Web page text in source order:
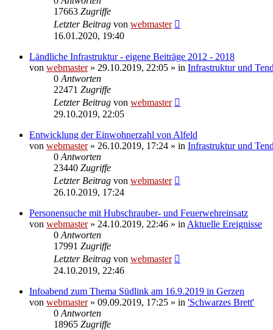
17663 Zugriffe
Letzter Beitrag von webmaster
16.01.2020, 19:40
Ländliche Infrastruktur - eigene Beiträge 2012 - 2018
von webmaster» 29.10.2019, 22:05 » in Infrastruktur und
0 Antworten
22471 Zugriffe
Letzter Beitrag von webmaster
29.10.2019, 22:05
Entwicklung der Einwohnerzahl von Alfeld
von webmaster» 26.10.2019, 17:24 » in Infrastruktur und
0 Antworten
23440 Zugriffe
Letzter Beitrag von webmaster
26.10.2019, 17:24
Personensuche mit Hubschrauber- und Feuerwehreinsatz
von webmaster» 24.10.2019, 22:46 » in Aktuelle Ereignisse
0 Antworten
17991 Zugriffe
Letzter Beitrag von webmaster
24.10.2019, 22:46
Infoabend zum Thema Südlink am 16.9.2019 in Gerzen
von webmaster» 09.09.2019, 17:25 » in 'Schwarzes Brett'
0 Antworten
18965 Zugriffe